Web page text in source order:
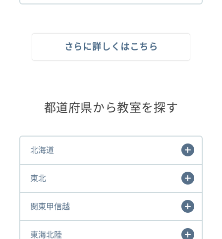
さらに詳しくはこちら
都道府県から教室を探す
北海道
東北
関東甲信越
東海北陸